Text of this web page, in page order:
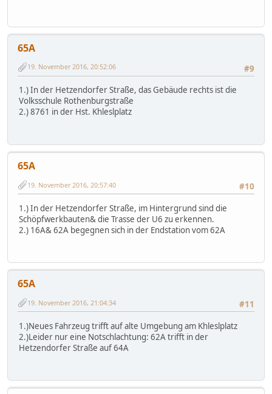
65A
#9
19. November 2016, 20:52:06
1.) In der Hetzendorfer Straße, das Gebäude rechts ist die
Volksschule Rothenburgstraße
2.) 8761 in der Hst. Khleslplatz
65A
#10
19. November 2016, 20:57:40
1.) In der Hetzendorfer Straße, im Hintergrund sind die
Schöpfwerkbauten& die Trasse der U6 zu erkennen.
2.) 16A& 62A begegnen sich in der Endstation vom 62A
65A
#11
19. November 2016, 21:04:34
1.)Neues Fahrzeug trifft auf alte Umgebung am Khleslplatz
2.)Leider nur eine Notschlachtung: 62A trifft in der
Hetzendorfer Straße auf 64A